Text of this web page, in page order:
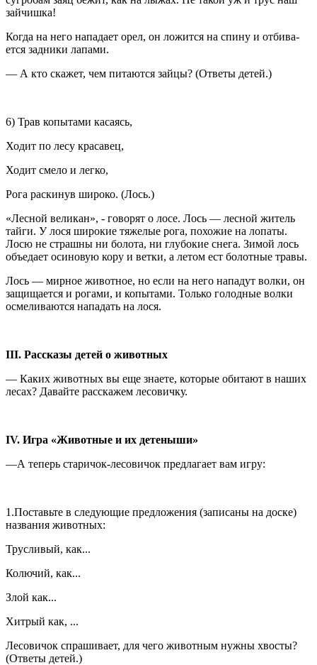
зайчишка!
Когда на него нападает орел, он ложится на спину и отбива­
ется задники лапами.
— А кто скажет, чем питаются зайцы? (Ответы детей.)
6) Трав копытами касаясь,
Ходит по лесу красавец,
Ходит смело и легко,
Рога раскинув широко. (Лось.)
«Лесной великан», - говорят о лосе. Лось — лесной житель
тайги. У лося широкие тяжелые рога, похожие на лопаты.
Лосю не страшны ни болота, ни глубокие снега. Зимой лось
объедает осиновую кору и ветки, а летом ест болотные травы.
Лось — мирное животное, но если на него нападут волки, он
защищается и рогами, и копытами. Только голодные волки
осмеливаются нападать на лося.
III. Рассказы детей о животных
— Каких животных вы еще знаете, которые обитают в наших
лесах? Давайте расскажем лесовичку.
IV. Игра «Животные и их детеныши»
—А теперь старичок-лесовичок предлагает вам игру:
1.Поставьте в следующие предложения (записаны на дос­ке)
названия животных:
Трусливый, как...
Колючий, как...
Злой как...
Хитрый как, ...
Лесовичок спрашивает, для чего животным нужны хвос­ты?
(Ответы детей.)